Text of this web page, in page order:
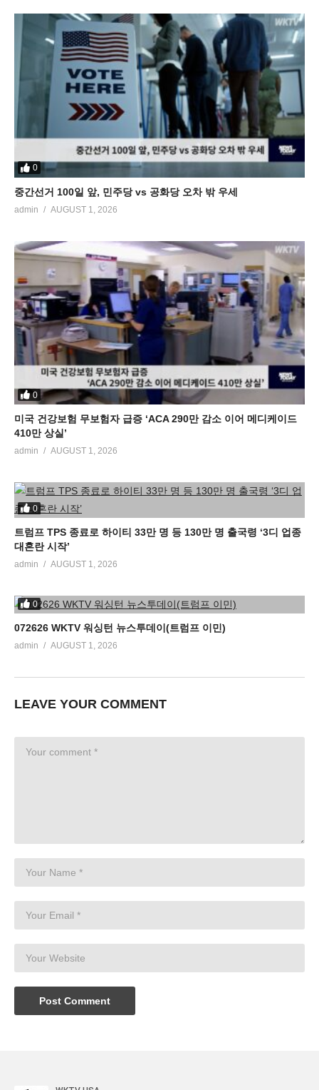
0
중간선거 100일 앞, 민주당 vs 공화당 오차 밖 우세
admin AUGUST 1, 2026
0
미국 건강보험 무보험자 급증 ‘ACA 290만 감소 이어 메디케이드
410만 상실’
admin AUGUST 1, 2026
0
트럼프 TPS 종료로 하이티 33만 명 등 130만 명 출국령 ‘3디 업종
대혼란 시작’
admin AUGUST 1, 2026
0
072626 WKTV 워싱턴 뉴스투데이(트럼프 이민)
admin AUGUST 1, 2026
LEAVE YOUR COMMENT